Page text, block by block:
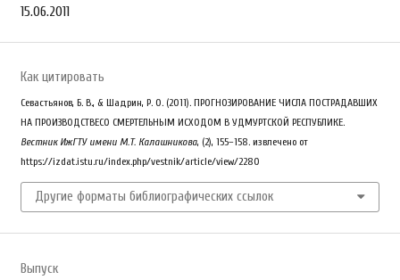
15.06.2011
Как цитировать
Севастьянов, Б. В., & Шадрин, Р. О. (2011). ПРОГНОЗИРОВАНИЕ ЧИСЛА ПОСТРАДАВШИХ
НА ПРОИЗВОДСТВЕСО СМЕРТЕЛЬНЫМ ИСХОДОМ В УДМУРТСКОЙ РЕСПУБЛИКЕ.
Вестник ИжГТУ имени М.Т. Калашникова, (2), 155–158. извлечено от
https://izdat.istu.ru/index.php/vestnik/article/view/2280
Другие форматы библиографических ссылок
Выпуск